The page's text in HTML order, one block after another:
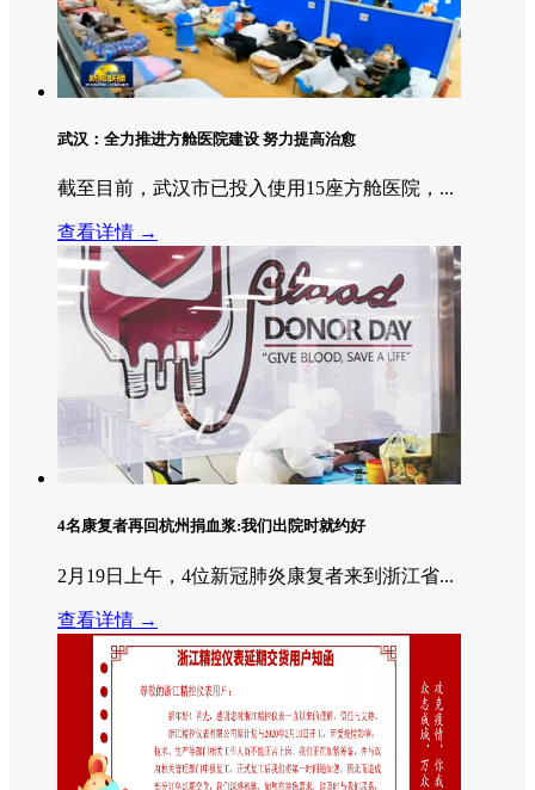
武汉：全力推进方舱医院建设 努力提高治愈
截至目前，武汉市已投入使用15座方舱医院，...
查看详情 →
4名康复者再回杭州捐血浆:我们出院时就约好
2月19日上午，4位新冠肺炎康复者来到浙江省...
查看详情 →